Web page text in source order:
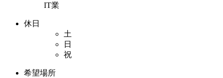
IT業
休日
土
日
祝
希望場所